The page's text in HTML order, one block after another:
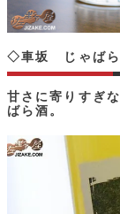
甘さに寄りすぎ
ばら酒。
◇車坂 じゃば